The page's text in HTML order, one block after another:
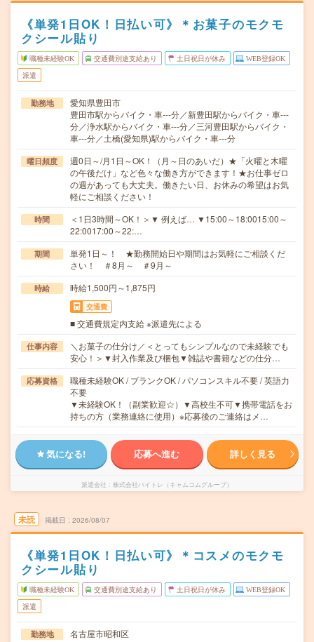
《単発1日OK！日払い可》＊お菓子のモクモ
クシール貼り
職種未経験OK 交通費別途支給あり 土日祝日が休み WEB登録OK
派遣
勤務地
愛知県豊田市
豊田市駅からバイク・車---分／新豊田駅からバイク・車---
分／浄水駅からバイク・車---分／三河豊田駅からバイク・
車---分／土橋(愛知県)駅からバイク・車---分
曜日頻度
週0日～/月1日～OK！（月～日のあいだ）★「火曜と木曜
の午後だけ」など色々な働き方ができます！★お仕事ゼロ
の週があっても大丈夫。働きたい日、お休みの希望はお気
軽にご相談ください！
時間
＜1日3時間～OK！＞▼ 例えば… ▼15:00～18:0015:00～
22:0017:00～22:…
期間
単発1日～！ ★勤務開始日や期間はお気軽にご相談くだ
さい！ ＃8月～ ＃9月～
時給 時給1,500円～1,875円
交通費
■ 交通費規定内支給 ※派遣先による
仕事内容
＼お菓子の仕分け／＜とってもシンプルなので未経験でも
安心！＞▼封入作業及び梱包▼雑誌や書籍などの仕分…
応募資格
職種未経験OK / ブランクOK / パソコンスキル不要 / 英語力
不要
▼未経験OK！（副業歓迎☆）▼高校生不可▼携帯電話をお
持ちの方（業務連絡に使用）※応募後のご連絡はメ…
気になる! 応募へ進む 詳しく見る
派遣会社 株式会社バイトレ（キャムコムグループ）
未読 掲載日 2026/08/07
《単発1日OK！日払い可》＊コスメのモクモ
クシール貼り
職種未経験OK 交通費別途支給あり 土日祝日が休み WEB登録OK
派遣
勤務地
名古屋市昭和区